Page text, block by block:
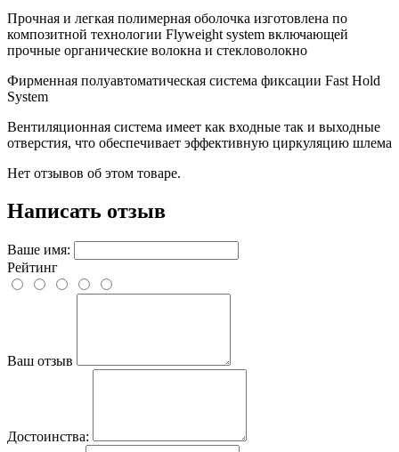
Прочная и легкая полимерная оболочка изготовлена по
композитной технологии Flyweight system включающей
прочные органические волокна и стекловолокно
Фирменная полуавтоматическая система фиксации Fast Hold
System
Вентиляционная система имеет как входные так и выходные
отверстия, что обеспечивает эффективную циркуляцию шлема
Нет отзывов об этом товаре.
Написать отзыв
Ваше имя:
Рейтинг
Ваш отзыв
Достоинства: